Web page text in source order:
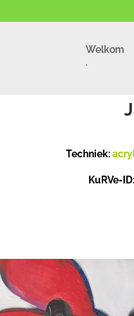
Welkom
.
Techniek:
KuRVe-